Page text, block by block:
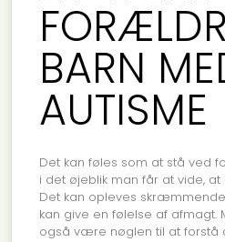
BARN
AUTISME
Det kan føles som at stå ved
i det øjeblik man får at vide,
Det kan opleves
kan give en følelse af afmagt.
også være nøglen til at forstå